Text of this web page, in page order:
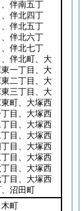
、伴南五丁
、伴北四丁
、伴北五丁
、伴北六丁
、伴北七丁
、伴北町、大
一丁目、大
二丁目、大
三丁目、大
町、大塚西
目、大塚西
丁目、大塚西
丁目、大塚西
丁目、大塚西
目、大塚西
目、大塚西
目、大塚西
沼田町
木町